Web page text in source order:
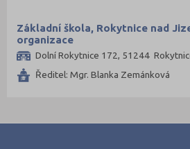
Základní škola, Rokytnice nad
organizace
Dolní Rokytnice 172, 51244
Ředitel: Mgr. Blanka Zemánková